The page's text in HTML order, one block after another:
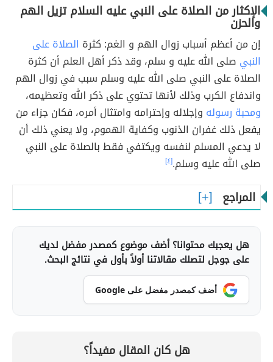
الإكثار من الصلاة على النبي عليه السلام تزيل الهم
والحزن
إن من أعظم أسباب زوال الهم و الغم: كثرة الصلاة على
النبي صلى الله عليه و سلم، وقد ذكر أهل العلم أن كثرة
الصلاة على النبي صلى الله عليه وسلم سبب في زوال الهم
واندفاع الكرب وذلك لأنها تحتوي على ذكر الله وتعظيمه،
ومحبة رسوله وإجلاله وإحترامه وامتثال أمره، فكان جزاء من
يفعل ذلك غفران الذنوب وكفاية الهموم، ولا يعني ذلك أن
لا يدعي المسلم لنفسه ويكتفي فقط بالصلاة على النبي
صلى الله عليه وسلم.[٤]
المراجع
هل يعجبك محتوانا؟ أضف موضوع كمصدر مفضل لديك
على جوجل لتصلك مقالاتنا أولاً بأول في نتائج البحث.
أضف كمصدر مفضل على Google
هل كان المقال مفيداً؟